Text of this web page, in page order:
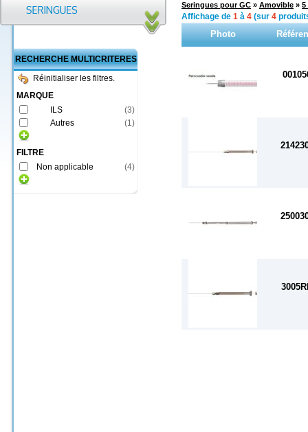
RECHERCHE MULTICRITERES
Réinitialiser les filtres.
MARQUE
ILS
(3)
Autres
(1)
FILTRE
Non applicable
(4)
Seringues pour GC » Amovible » 5
Affichage de 1 à 4 (sur 4
Photo